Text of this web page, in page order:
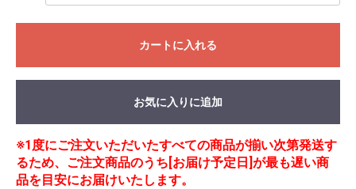
カートに入れる
お気に入りに追加
※1度にご注文いただいたすべての商品が揃い次第発送す
るため、ご注文商品のうち[お届け予定日]が最も遅い商
品を目安にお届けいたします。